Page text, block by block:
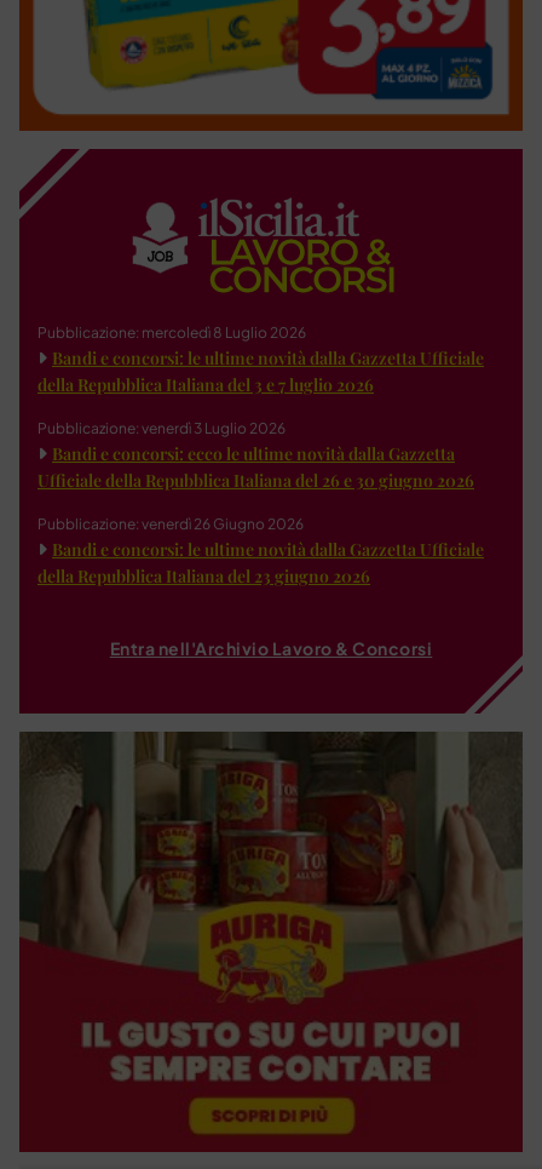
Pubblicazione: mercoledì 8 Luglio 2026
Bandi e concorsi: le ultime novità dalla Gazzetta Ufficiale
della Repubblica Italiana del 3 e 7 luglio 2026
Pubblicazione: venerdì 3 Luglio 2026
Bandi e concorsi: ecco le ultime novità dalla Gazzetta
Ufficiale della Repubblica Italiana del 26 e 30 giugno 2026
Pubblicazione: venerdì 26 Giugno 2026
Bandi e concorsi: le ultime novità dalla Gazzetta Ufficiale
della Repubblica Italiana del 23 giugno 2026
Entra nell'Archivio Lavoro & Concorsi